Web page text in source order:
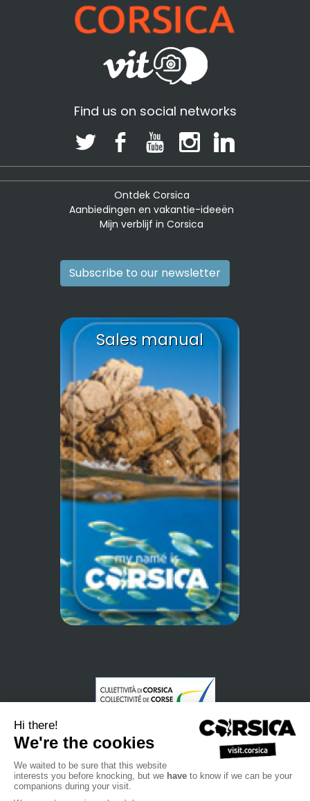
Find us on social networks
Ontdek Corsica
Aanbiedingen en vakantie-ideeën
Mijn verblijf in Corsica
Subscribe to our newsletter
Sales manual